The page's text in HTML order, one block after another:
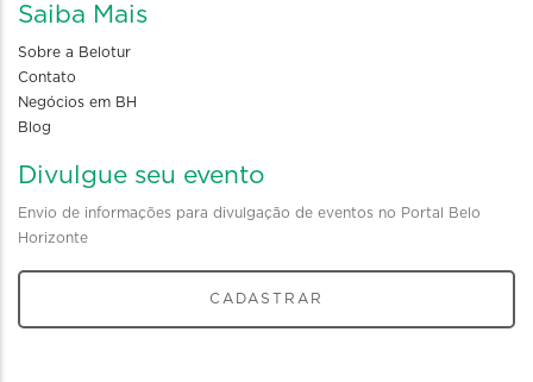
Saiba Mais
Sobre a Belotur
Contato
Negócios em BH
Blog
Divulgue seu evento
Envio de informações para divulgação de eventos no Portal Belo
Horizonte
CADASTRAR